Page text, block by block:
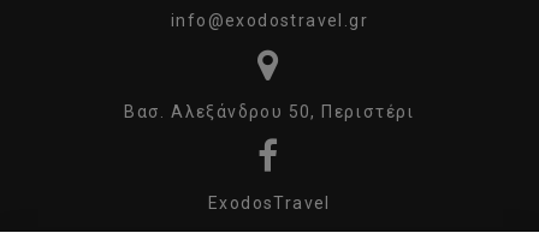
info@exodostravel.gr
Βασ. Αλεξάνδρου 50, Περιστέρι
ExodosTravel